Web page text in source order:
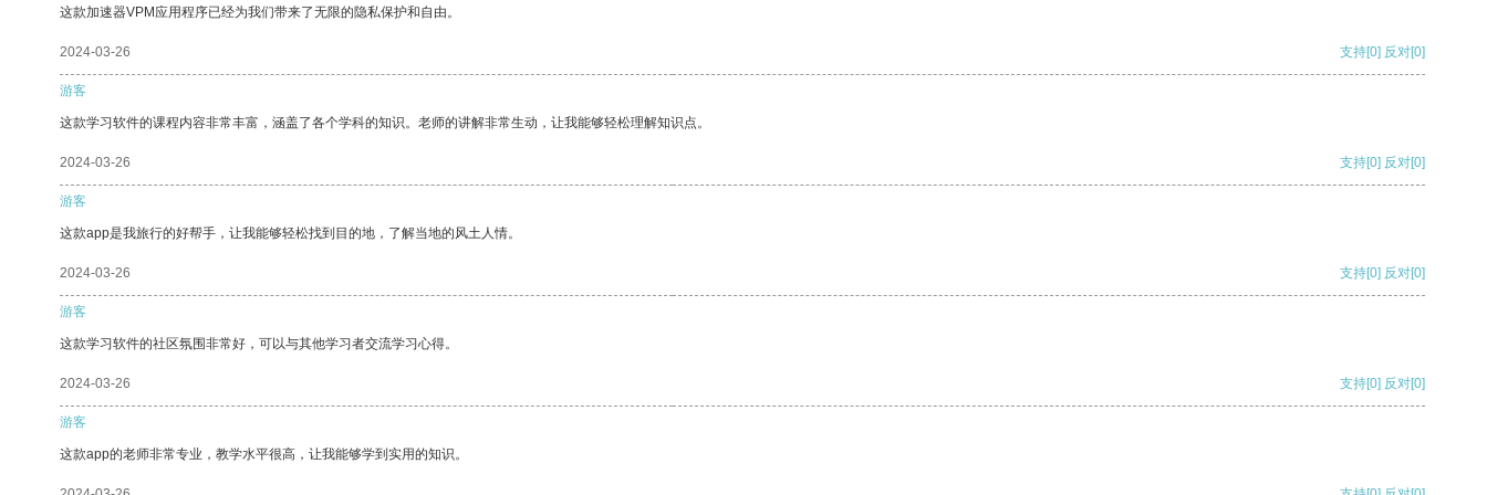
这款加速器VPM应用程序已经为我们带来了无限的隐私保护和自由。
2024-03-26 支持[0] 反对[0]
游客
这款学习软件的课程内容非常丰富，涵盖了各个学科的知识。老师的讲解非常生动，让我能够轻松理解知识点。
2024-03-26 支持[0] 反对[0]
游客
这款app是我旅行的好帮手，让我能够轻松找到目的地，了解当地的风土人情。
2024-03-26 支持[0] 反对[0]
游客
这款学习软件的社区氛围非常好，可以与其他学习者交流学习心得。
2024-03-26 支持[0] 反对[0]
游客
这款app的老师非常专业，教学水平很高，让我能够学到实用的知识。